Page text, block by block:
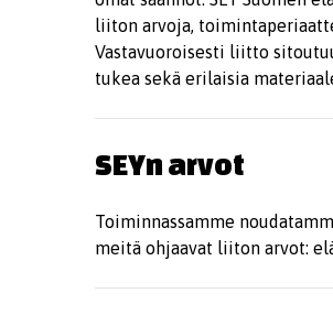
liiton arvoja,
Vastavuoroisesti liitto
tukea sekä erilaisia
SEYn arvot
Toiminnassamme
meitä ohjaavat liiton arvot: